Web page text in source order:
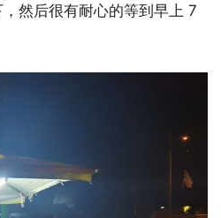
然后很有耐心的等到早上 7